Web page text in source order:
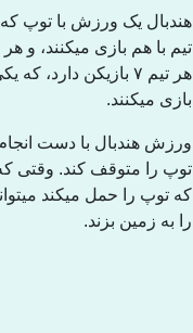
هندبال یک ورزش با توپ
تیم با هم بازی میکنند، و
بازی میکنند.
ورزش هندبال با دست
توپ را متوقف کند. وقتی کە
کە توپ را حمل میکند
را بە زمین بزند.